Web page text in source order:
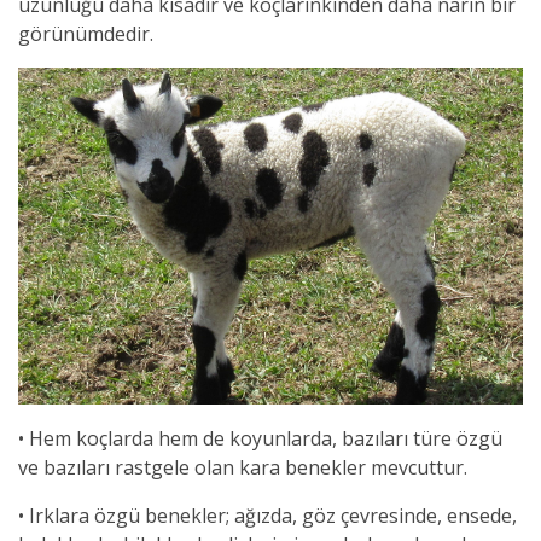
görünümdedir.
• Hem koçlarda hem de koyunlarda, bazıları türe özgü
ve bazıları rastgele olan kara benekler mevcuttur.
• Irklara özgü benekler; ağızda, göz çevresinde, ensede,